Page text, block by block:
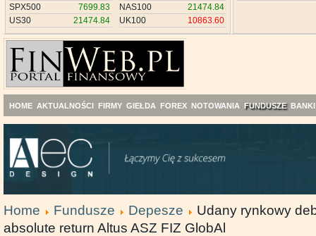
SPX500
7699.83
US30
21474.84
NAS100
21474.84
UK100
10863.60
HOME AKTUALNOŚCI FIRMY GIEŁDA FOREX NOTOWANIA FUNDUSZE BANKI
Home Fundusze Depesze
Udany rynkowy
absolute return Altus ASZ FIZ GlobAl